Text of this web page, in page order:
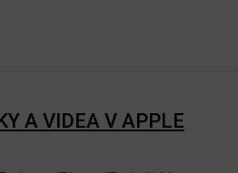
A VIDEA V APPLE